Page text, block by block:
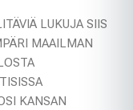
LUKUJA SIIS
MAAILMAN
KANSAN